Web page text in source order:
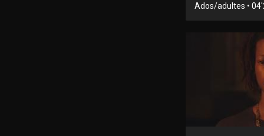
Ados/adultes •